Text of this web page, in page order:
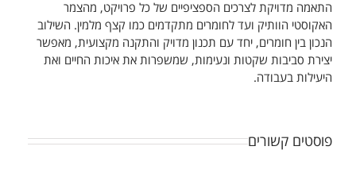
התאמה מדויקת לצרכים הספציפיים של כל פרויקט, מהצמר
האקוסטי הוותיק ועד לחומרים מתקדמים כמו קצף מלמין. השילוב
הנכון בין חומרים, יחד עם תכנון מדויק והתקנה מקצועית, מאפשר
יצירת סביבות שקטות ונעימות, שמשפרות את איכות החיים ואת
היעילות בעבודה.
פוסטים קשורים